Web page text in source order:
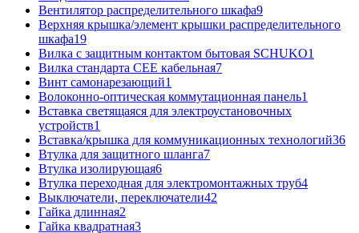
Вентилятор распределительного шкафа9
Верхняя крышка/элемент крышки распределительного
шкафа19
Вилка с защитным контактом бытовая SCHUKO1
Вилка стандарта CEE кабельная7
Винт самонарезающий1
Волоконно-оптическая коммутационная панель1
Вставка светящаяся для электроустановочных
устройств1
Вставка/крышка для коммуникационных технологий36
Втулка для защитного шланга7
Втулка изолирующая6
Втулка переходная для электромонтажных труб4
Выключатели, переключатели42
Гайка длинная2
Гайка квадратная3